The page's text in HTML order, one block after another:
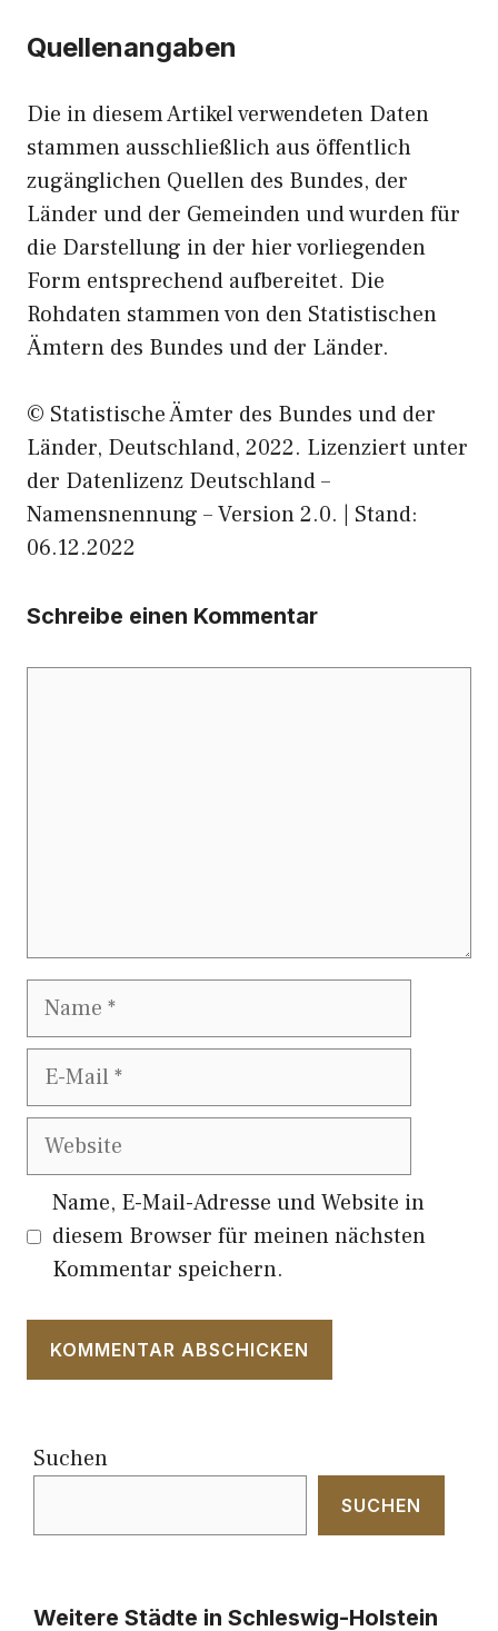
Quellenangaben
Die in diesem Artikel verwendeten Daten
stammen ausschließlich aus öffentlich
zugänglichen Quellen des Bundes, der
Länder und der Gemeinden und wurden für
die Darstellung in der hier vorliegenden
Form entsprechend aufbereitet. Die
Rohdaten stammen von den Statistischen
Ämtern des Bundes und der Länder.
© Statistische Ämter des Bundes und der
Länder, Deutschland, 2022. Lizenziert unter
der Datenlizenz Deutschland –
Namensnennung – Version 2.0. | Stand:
06.12.2022
Schreibe einen Kommentar
Name
E-
Website
Name, E-Mail-Adresse und Website in
diesem Browser für meinen nächsten
Kommentar speichern.
Suchen
SUCHEN
Weitere Städte in Schleswig-Holstein